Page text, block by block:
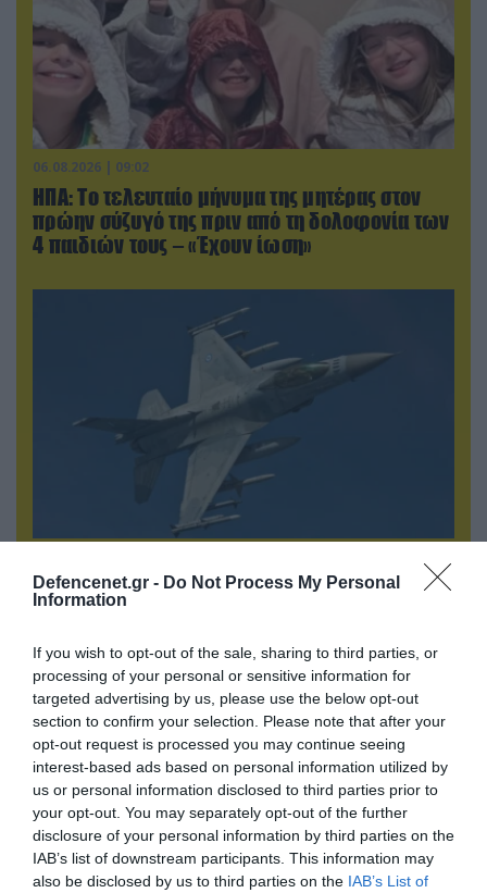
Defencenet.gr - Do Not Process My Personal
Information
If you wish to opt-out of the sale, sharing to third parties, or
processing of your personal or sensitive information for
targeted advertising by us, please use the below opt-out
section to confirm your selection. Please note that after your
opt-out request is processed you may continue seeing
interest-based ads based on personal information utilized by
us or personal information disclosed to third parties prior to
your opt-out. You may separately opt-out of the further
disclosure of your personal information by third parties on the
IAB’s list of downstream participants. This information may
also be disclosed by us to third parties on the IAB’s List of
06.08.2026 | 09:02
ΗΠΑ: Το τελευταίο μήνυμα της μητέρας στον
πρώην σύζυγό της πριν από τη δολοφονία των
4 παιδιών τους – «Έχουν ίωση»
Τουρκικά οπλισμένα F-16 «συνεπλάκησαν» με
ελληνικά μαχητικά στο Αιγαίο